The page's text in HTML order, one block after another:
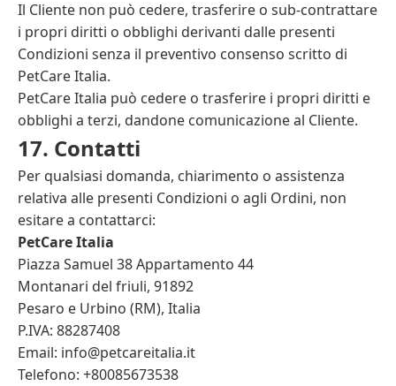
Il Cliente non può cedere, trasferire o sub-contrattare
i propri diritti o obblighi derivanti dalle presenti
Condizioni senza il preventivo consenso scritto di
PetCare Italia.
PetCare Italia può cedere o trasferire i propri diritti e
obblighi a terzi, dandone comunicazione al Cliente.
17. Contatti
Per qualsiasi domanda, chiarimento o assistenza
relativa alle presenti Condizioni o agli Ordini, non
esitare a contattarci:
PetCare Italia
Piazza Samuel 38 Appartamento 44
Montanari del friuli, 91892
Pesaro e Urbino (RM), Italia
P.IVA: 88287408
Email: info@petcareitalia.it
Telefono: +80085673538